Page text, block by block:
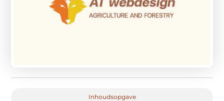
Inhoudsopgave